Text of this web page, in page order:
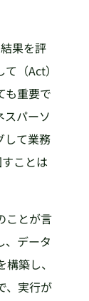
果を評
（Act）
も重要で
スパーソ
して業務
ことは
ことが言
、データ
築し、
、実行が